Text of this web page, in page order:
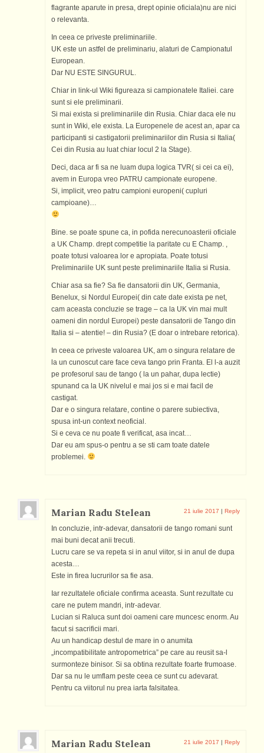
flagrante aparute in presa, drept opinie oficiala)nu are nici
o relevanta.
In ceea ce priveste preliminariile.
UK este un astfel de preliminariu, alaturi de Campionatul
European.
Dar NU ESTE SINGURUL.
Chiar in link-ul Wiki figureaza si campionatele Italiei. care
sunt si ele preliminarii.
Si mai exista si preliminariile din Rusia. Chiar daca ele nu
sunt in Wiki, ele exista. La Europenele de acest an, apar ca
participanti si castigatorii preliminariilor din Rusia si Italia(
Cei din Rusia au luat chiar locul 2 la Stage).
Deci, daca ar fi sa ne luam dupa logica TVR( si cei ca ei),
avem in Europa vreo PATRU campionate europene.
Si, implicit, vreo patru campioni europeni( cupluri
campioane)…
Bine. se poate spune ca, in pofida nerecunoasterii oficiale
a UK Champ. drept competitie la paritate cu E Champ. ,
poate totusi valoarea lor e apropiata. Poate totusi
Preliminariile UK sunt peste preliminariile Italia si Rusia.
Chiar asa sa fie? Sa fie dansatorii din UK, Germania,
Benelux, si Nordul Europei( din cate date exista pe net,
cam aceasta concluzie se trage – ca la UK vin mai mult
oameni din nordul Europei) peste dansatorii de Tango din
Italia si – atentie! – din Rusia? (E doar o intrebare retorica).
In ceea ce priveste valoarea UK, am o singura relatare de
la un cunoscut care face ceva tango prin Franta. El l-a auzit
pe profesorul sau de tango ( la un pahar, dupa lectie)
spunand ca la UK nivelul e mai jos si e mai facil de
castigat.
Dar e o singura relatare, contine o parere subiectiva,
spusa int-un context neoficial.
Si e ceva ce nu poate fi verificat, asa incat…
Dar eu am spus-o pentru a se sti cam toate datele
problemei.
Marian Radu Stelean 21 iulie 2017 | Reply
In concluzie, intr-adevar, dansatorii de tango romani sunt
mai buni decat anii trecuti.
Lucru care se va repeta si in anul viitor, si in anul de dupa
acesta…
Este in firea lucrurilor sa fie asa.
Iar rezultatele oficiale confirma aceasta. Sunt rezultate cu
care ne putem mandri, intr-adevar.
Lucian si Raluca sunt doi oameni care muncesc enorm. Au
facut si sacrificii mari.
Au un handicap destul de mare in o anumita
„incompatibilitate antropometrica” pe care au reusit sa-l
surmonteze binisor. Si sa obtina rezultate foarte frumoase.
Dar sa nu le umflam peste ceea ce sunt cu adevarat.
Pentru ca viitorul nu prea iarta falsitatea.
Marian Radu Stelean 21 iulie 2017 | Reply